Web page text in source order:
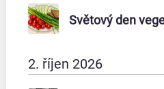
Světový den
2. říjen 2026